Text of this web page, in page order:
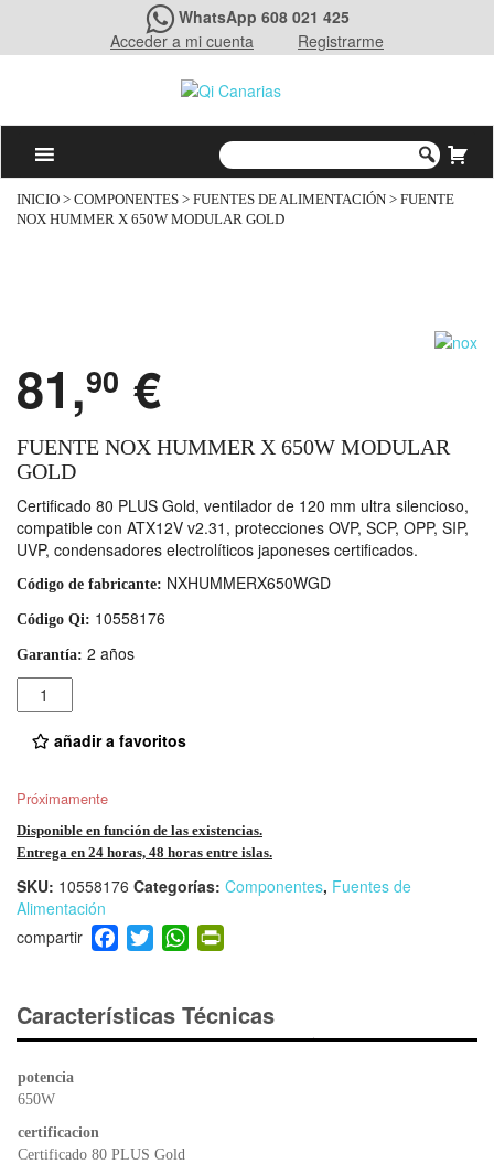
WhatsApp 608 021 425
Acceder a mi cuenta
Registrarme
INICIO > COMPONENTES > FUENTES DE ALIMENTACIÓN > FUENTE
NOX HUMMER X 650W MODULAR GOLD
81,90 €
FUENTE NOX HUMMER X 650W MODULAR
GOLD
Certificado 80 PLUS Gold, ventilador de 120 mm ultra silencioso,
compatible con ATX12V v2.31, protecciones OVP, SCP, OPP, SIP,
UVP, condensadores electrolíticos japoneses certificados.
Código de fabricante: NXHUMMERX650WGD
Código Qi: 10558176
Garantía: 2 años
Cantidad
añadir a favoritos
Próximamente
Disponible en función de las existencias.
Entrega en 24 horas, 48 horas entre islas.
SKU: 10558176 Categorías: Componentes, Fuentes de
Alimentación
F
a
e
b
T
wi
er
W
h
s
A
ri
e
Características Técnicas
potencia
650W
certificacion
Certificado 80 PLUS Gold